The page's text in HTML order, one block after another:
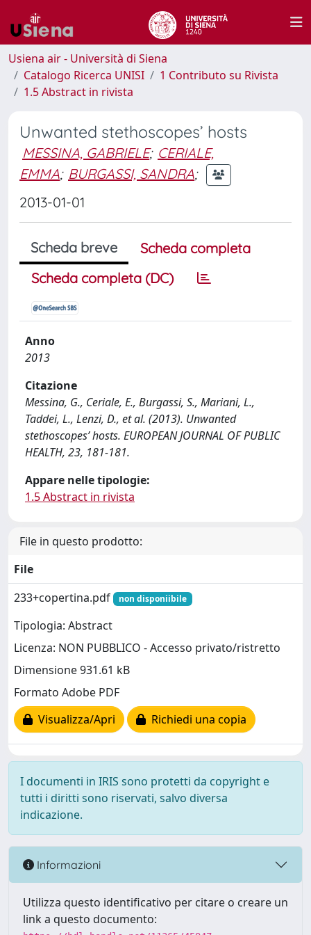
Usiena air - Università di Siena
Catalogo Ricerca UNISI
1 Contributo su Rivista
1.5 Abstract in rivista
Unwanted stethoscopes’ hosts
MESSINA, GABRIELE; CERIALE,
EMMA; BURGASSI, SANDRA;
2013-01-01
Scheda breve
Scheda completa
Scheda completa (DC)
Anno
2013
Citazione
Messina, G., Ceriale, E., Burgassi, S., Mariani, L.,
Taddei, L., Lenzi, D., et al. (2013). Unwanted
stethoscopes’ hosts. EUROPEAN JOURNAL OF PUBLIC
HEALTH, 23, 181-181.
Appare nelle tipologie:
1.5 Abstract in rivista
File in questo prodotto:
File
233+copertina.pdf
non disponiibile
Tipologia: Abstract
Licenza: NON PUBBLICO - Accesso privato/ristretto
Dimensione 931.61 kB
Formato Adobe PDF
Visualizza/Apri
Richiedi una copia
I documenti in IRIS sono protetti da copyright e
tutti i diritti sono riservati, salvo diversa
indicazione.
Informazioni
Utilizza questo identificativo per citare o creare un
link a questo documento: